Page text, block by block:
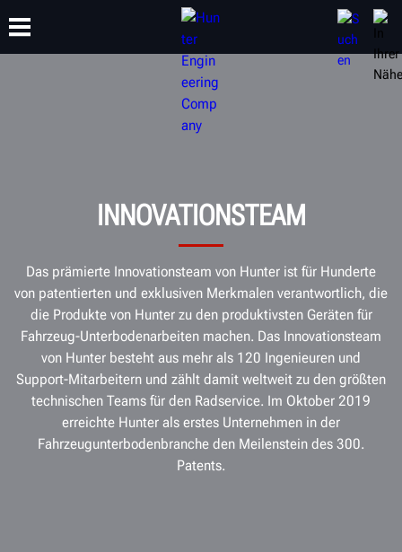
SCHULUNG
INNOVATIONSTEAM
Das prämierte Innovationsteam von Hunter ist für Hunderte
von patentierten und exklusiven Merkmalen verantwortlich, die
die Produkte von Hunter zu den produktivsten Geräten für
Fahrzeug-Unterbodenarbeiten machen. Das Innovationsteam
von Hunter besteht aus mehr als 120 Ingenieuren und
Support-Mitarbeitern und zählt damit weltweit zu den größten
technischen Teams für den Radservice. Im Oktober 2019
erreichte Hunter als erstes Unternehmen in der
Fahrzeugunterbodenbranche den Meilenstein des 300.
Patents.